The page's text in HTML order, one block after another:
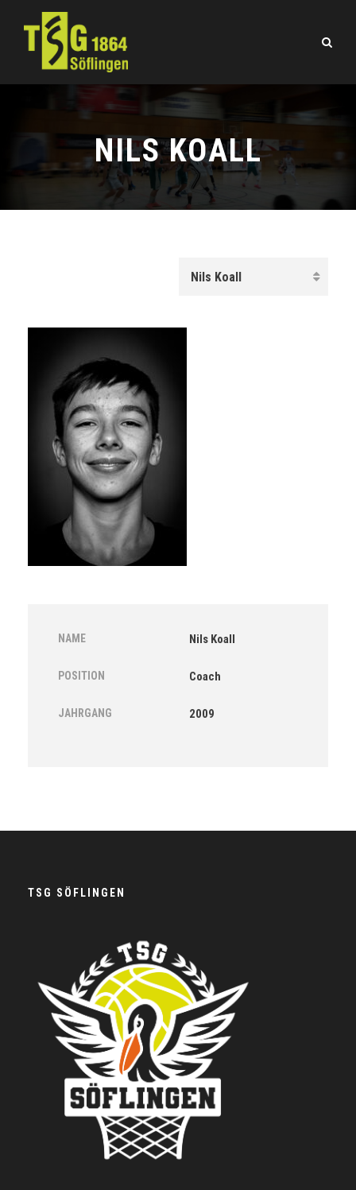
NILS KOALL
NAME Nils Koall
POSITION Coach
JAHRGANG 2009
TSG SÖFLINGEN